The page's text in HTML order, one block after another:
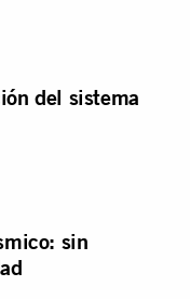
del sistema
sin